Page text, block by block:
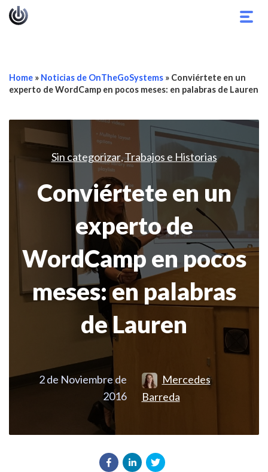
Home » Noticias de OnTheGoSystems » Conviértete en un
experto de WordCamp en pocos meses: en palabras de Lauren
Sin categorizar,Trabajos e Historias
Conviértete en un
experto de
WordCamp en pocos
meses: en palabras
de Lauren
2 de Noviembre de
2016
Mercedes
Barreda